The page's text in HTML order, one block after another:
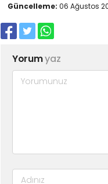
Güncelleme: 06 Ağustos
Yorumyaz